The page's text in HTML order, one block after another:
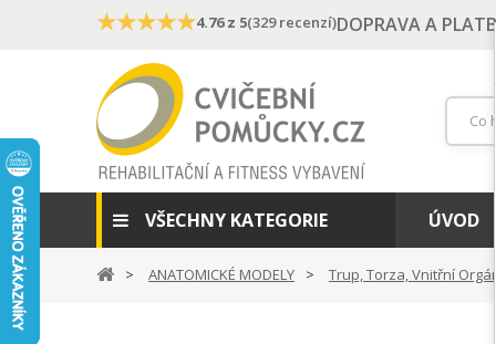
★★★★★4.76 z 5(329 recenzí)DOPRAVA A
VŠECHNY KATEGORIE ÚVOD
ANATOMICKÉ MODELY Trup, Torza, Vnitřní